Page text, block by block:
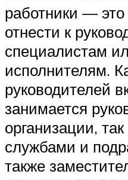
работники —
отнести к
специалистам
исполнителям.
руководителей
занимается
организации,
службами и
также